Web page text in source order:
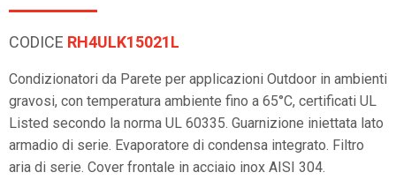
CODICE RH4ULK15021L
Condizionatori da Parete per applicazioni Outdoor in ambienti
gravosi, con temperatura ambiente fino a 65°C, certificati UL
Listed secondo la norma UL 60335. Guarnizione iniettata lato
armadio di serie. Evaporatore di condensa integrato. Filtro
aria di serie. Cover frontale in acciaio inox AISI 304.